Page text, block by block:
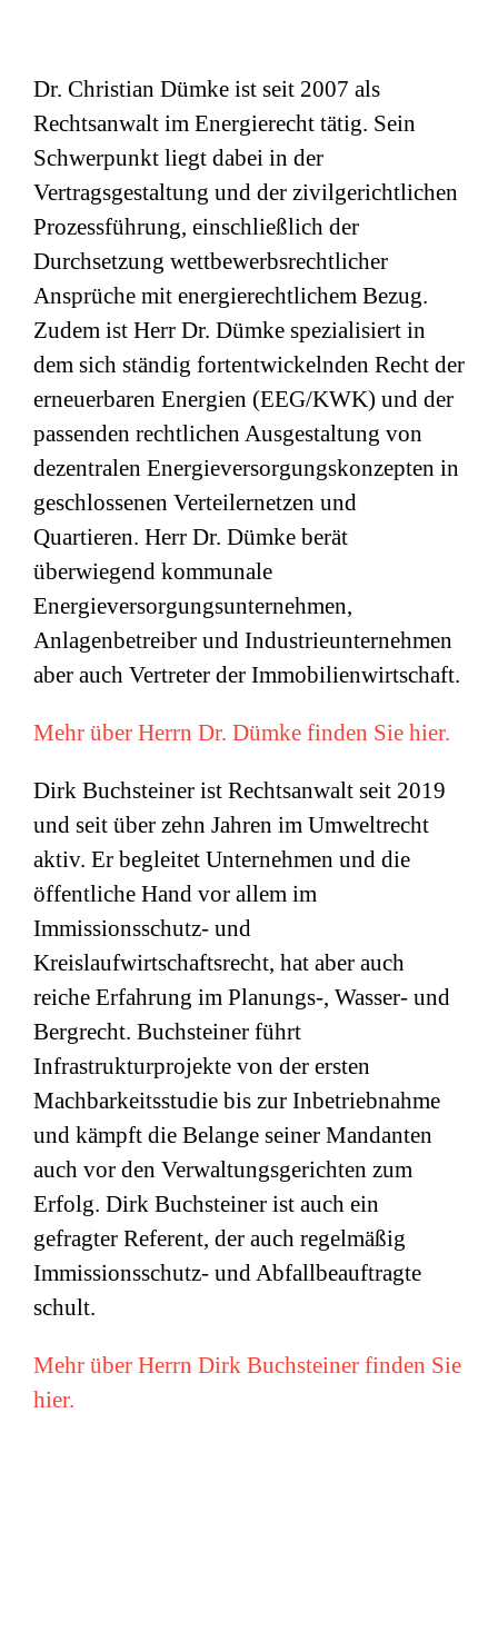
Dr. Christian Dümke ist seit 2007 als
Rechtsanwalt im Energierecht tätig. Sein
Schwerpunkt liegt dabei in der
Vertragsgestaltung und der zivilgerichtlichen
Prozessführung, einschließlich der
Durchsetzung wettbewerbsrechtlicher
Ansprüche mit energierechtlichem Bezug.
Zudem ist Herr Dr. Dümke spezialisiert in
dem sich ständig fortentwickelnden Recht der
erneuerbaren Energien (EEG/KWK) und der
passenden rechtlichen Ausgestaltung von
dezentralen Energieversorgungskonzepten in
geschlossenen Verteilernetzen und
Quartieren. Herr Dr. Dümke berät
überwiegend kommunale
Energieversorgungsunternehmen,
Anlagenbetreiber und Industrieunternehmen
aber auch Vertreter der Immobilienwirtschaft.
Mehr über Herrn Dr. Dümke finden Sie hier.
Dirk Buchsteiner ist Rechtsanwalt seit 2019
und seit über zehn Jahren im Umweltrecht
aktiv. Er begleitet Unternehmen und die
öffentliche Hand vor allem im
Immissionsschutz- und
Kreislaufwirtschaftsrecht, hat aber auch
reiche Erfahrung im Planungs-, Wasser- und
Bergrecht. Buchsteiner führt
Infrastrukturprojekte von der ersten
Machbarkeitsstudie bis zur Inbetriebnahme
und kämpft die Belange seiner Mandanten
auch vor den Verwaltungsgerichten zum
Erfolg. Dirk Buchsteiner ist auch ein
gefragter Referent, der auch regelmäßig
Immissionsschutz- und Abfallbeauftragte
schult.
Mehr über Herrn Dirk Buchsteiner finden Sie
hier.